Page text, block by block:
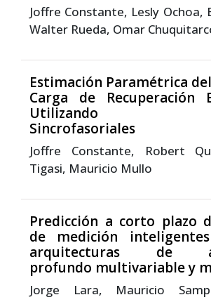
Joffre Constante, Lesly Ochoa,
Walter Rueda, Omar
Estimación Paramétrica
Carga de Recuperación
Utilizando
Sincrofasoriales
Joffre Constante, Robert
Tigasi, Mauricio Mullo
Predicción a corto plazo
de medición
arquitecturas de
profundo multivariable y
Jorge Lara, Mauricio